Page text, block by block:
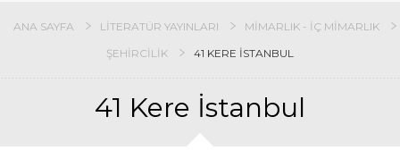
ANA SAYFA LITERATÜR YAYINLARI
MIMARLIK - İÇ MIMARLIK
ŞEHIRCILIK
41 KERE İSTANBUL
41 Kere İstanbul